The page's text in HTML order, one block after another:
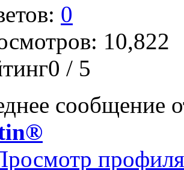
0
10,822
/ 5
сообщение
профиля